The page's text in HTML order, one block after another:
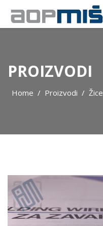
PROIZVODI
Home Proizvodi Žice